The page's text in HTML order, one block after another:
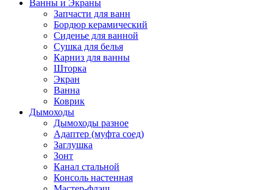
Ванны и Экраны
Запчасти для ванн
Бордюр керамический
Сиденье для ванной
Сушка для белья
Карниз для ванны
Шторка
Экран
Ванна
Коврик
Дымоходы
Дымоходы разное
Адаптер (муфта соед)
Заглушка
Зонт
Канал стальной
Консоль настенная